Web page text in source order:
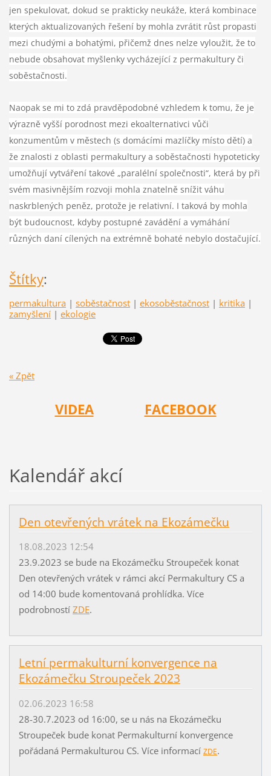
jen spekulovat, dokud se prakticky neukáže, která kombinace
kterých aktualizovaných řešení by mohla zvrátit růst propasti
mezi chudými a bohatými, přičemž dnes nelze vyloužit, že to
nebude obsahovat myšlenky vycházející z permakultury či
soběstačnosti.
Naopak se mi to zdá pravděpodobné vzhledem k tomu, že je
výrazně vyšší porodnost mezi ekoalternativci vůči
konzumentům v městech (s domácími mazlíčky místo dětí) a
že znalosti z oblasti permakultury a soběstačnosti hypoteticky
umožňují vytváření takové „paralélní společnosti“, která by při
svém masivnějším rozvoji mohla znatelně snížit váhu
naskrblených peněz, protože je relativní. I taková by mohla
být budoucnost, kdyby postupné zavádění a vymáhání
různých daní cílených na extrémně bohaté nebylo dostačující.
Štítky:
permakultura | soběstačnost | ekosoběstačnost | kritika |
zamyšlení | ekologie
« Zpět
VIDEA FACEBOOK
Kalendář akcí
Den otevřených vrátek na Ekozámečku
18.08.2023 12:54
23.9.2023 se bude na Ekozámečku Stroupeček konat
Den otevřených vrátek v rámci akcí Permakultury CS a
od 14:00 bude komentovaná prohlídka. Více
podrobností ZDE.
Letní permakulturní konvergence na
Ekozámečku Stroupeček 2023
02.06.2023 16:58
28-30.7.2023 od 16:00, se u nás na Ekozámečku
Stroupeček bude konat Permakulturní konvergence
pořádaná Permakulturou CS. Více informací ZDE.